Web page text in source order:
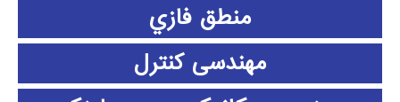
منطق فازي
مهندسی کنترل